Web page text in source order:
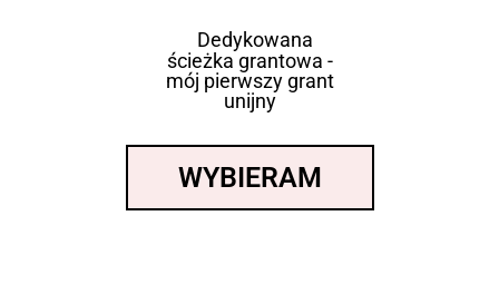
Dedykowana
ścieżka grantowa -
mój pierwszy grant
unijny
WYBIERAM